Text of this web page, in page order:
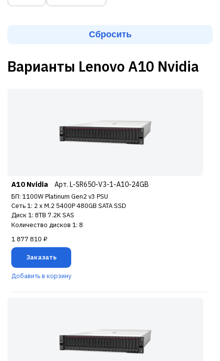
Варианты Lenovo A10 Nvidia
A10 Nvidia Арт. L-SR650-V3-1-A10-24GB
БП: 1100W Platinum Gen2 v3 PSU
Сеть 1: 2 x M.2 5400P 480GB SATA SSD
Диск 1: 8TB 7.2K SAS
Количество дисков 1: 8
1 877 810 ₽
Заказать
Добавить в корзину